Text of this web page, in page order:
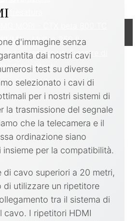
fresatura
- Multus 250 II
di telecamere vs. Finestre di
rotanti
d'immagine senza
dai nostri cavi
test su diverse
selezionato i cavi di
per i nostri sistemi di
la trasmissione del segnale
che la telecamera e il
ordinazione siano
insieme per la compatibilità.
di cavo superiori a 20 metri,
di utilizzare un ripetitore
tra il sistema di
cavo. I ripetitori HDMI